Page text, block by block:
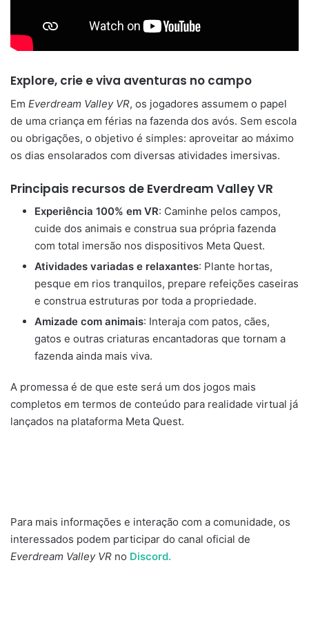
Explore, crie e viva aventuras no campo
Em Everdream Valley VR, os jogadores assumem o papel
de uma criança em férias na fazenda dos avós. Sem escola
ou obrigações, o objetivo é simples: aproveitar ao máximo
os dias ensolarados com diversas atividades imersivas.
Principais recursos de Everdream Valley VR
Experiência 100% em VR: Caminhe pelos campos,
cuide dos animais e construa sua própria fazenda
com total imersão nos dispositivos Meta Quest.
Atividades variadas e relaxantes: Plante hortas,
pesque em rios tranquilos, prepare refeições caseiras
e construa estruturas por toda a propriedade.
Amizade com animais: Interaja com patos, cães,
gatos e outras criaturas encantadoras que tornam a
fazenda ainda mais viva.
A promessa é de que este será um dos jogos mais
completos em termos de conteúdo para realidade virtual já
lançados na plataforma Meta Quest.
Para mais informações e interação com a comunidade, os
interessados podem participar do canal oficial de
Everdream Valley VR no Discord.